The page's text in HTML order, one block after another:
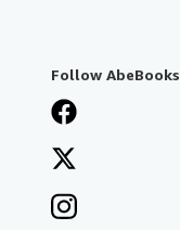
Follow AbeBooks